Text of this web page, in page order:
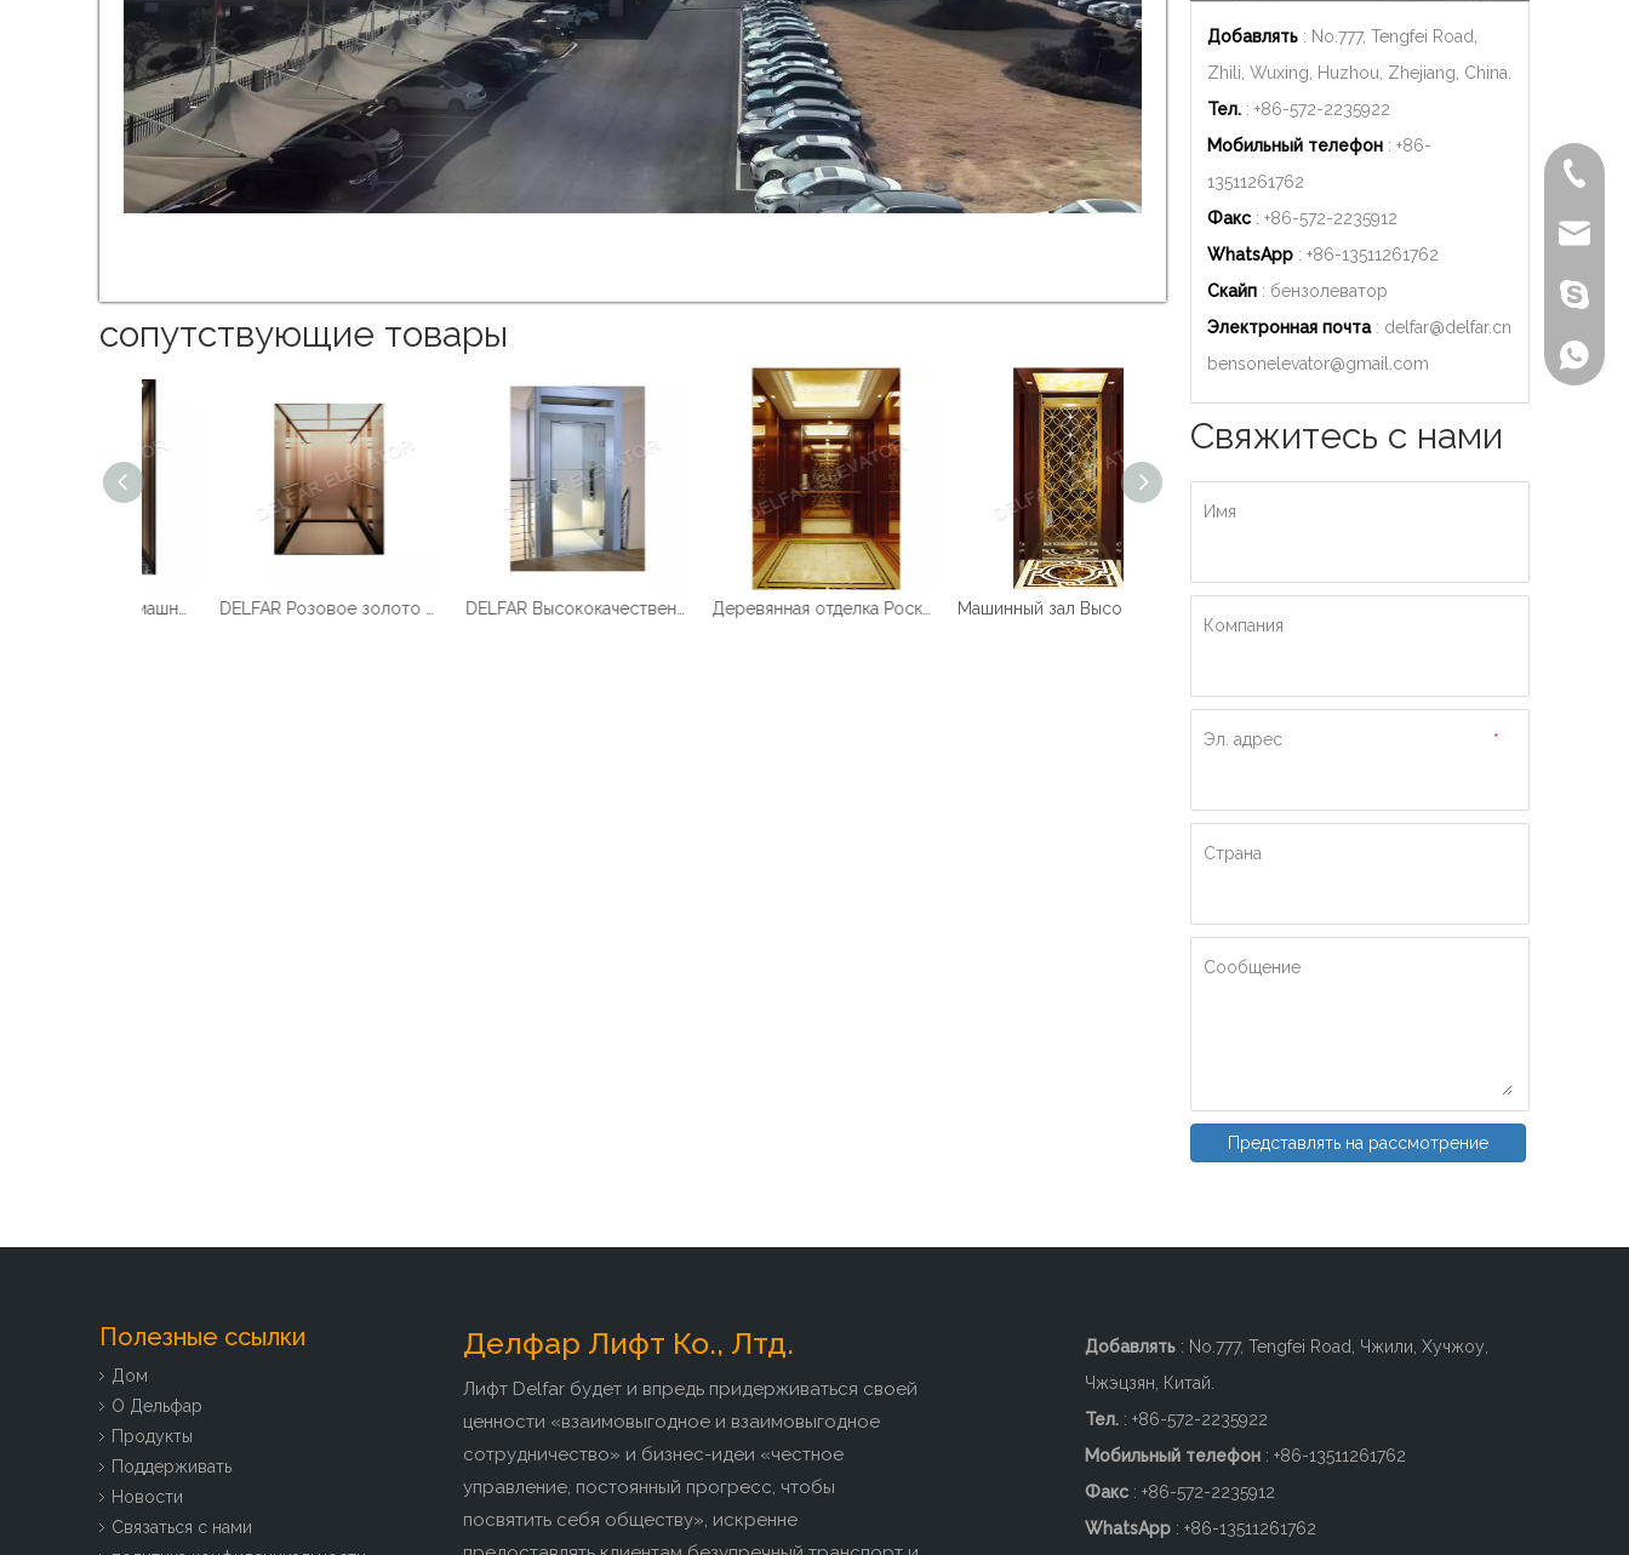
сопутствующие товары
DELFAR Розовое золото Нерж.ст.Домашний лифт DELFAR Высококачественный и прочный домашний лифт Деревянная отделка Роскошная кабина Пассажирский лифт Машинный зал Высококачественный пассажирский лифт
Добавлять : No.777, Tengfei Road,
Zhili, Wuxing, Huzhou, Zhejiang, China.
Тел. : +86-572-2235922
Мобильный телефон : +86-
13511261762
Факс : +86-572-2235912
WhatsApp : +86-13511261762
Скайп : бензолеватор
Электронная почта: delfar@delfar.cn
bensonelevator@gmail.com
Свяжитесь с нами
Имя
Компания
*
Эл. адрес
Страна
Сообщение
Представлять на рассмотрение
Полезные ссылки
Дом
О Дельфар
Продукты
Поддерживать
Новости
Связаться с нами
+86-
+86-
Делфар Лифт Ко., Лтд.
Лифт Delfar будет и впредь придерживаться своей
ценности «взаимовыгодное и взаимовыгодное
сотрудничество» и бизнес-идеи «честное
управление, постоянный прогресс, чтобы
посвятить себя обществу», искренне
Добавлять : No.777, Tengfei Road, Чжили, Хучжоу,
Чжэцзян, Китай.
Тел. : +86-572-2235922
Мобильный телефон : +86-13511261762
Факс : +86-572-2235912
WhatsApp : +86-13511261762